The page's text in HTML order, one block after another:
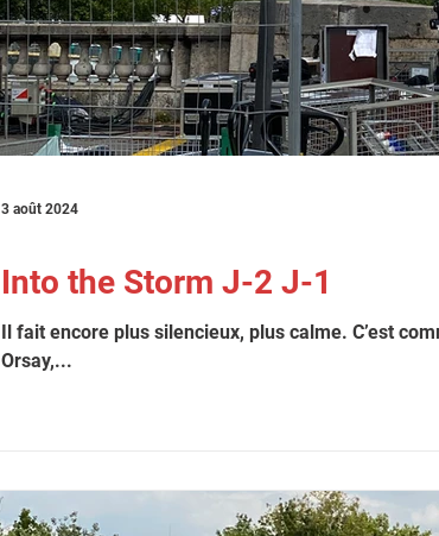
Into the Storm J-2 J-1
Il fait encore plus silencieux, plus calme. C’est
Orsay,...
3 août 2024